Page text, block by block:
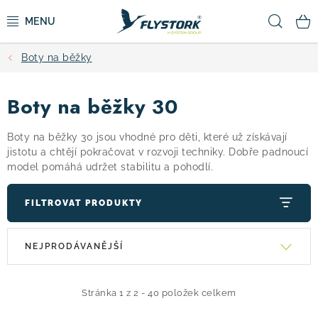
na
CYKLISTIKA
ZIMNÍ SPORTY
KOLOBĚŽKY
OBLEČENÍ A BOTY
DOPLŇKY
CAMPING
Boty na běžky
Boty na běžky 30
Boty na běžky 30 jsou vhodné pro děti, které už získávají
jistotu a chtějí pokračovat v rozvoji techniky. Dobře padnoucí
model pomáhá udržet stabilitu a pohodlí.
FILTROVAT PRODUKTY
V
Stránka1 z2 -40 položek celkem
Ř
NEJPRODÁVANĚJŠÍ